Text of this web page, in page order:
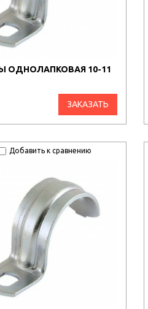
ОДНОЛАПКОВАЯ 10-11
ЗАКАЗАТЬ
Добавить к сравнению